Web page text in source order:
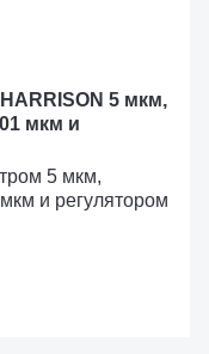
5 мкм,
мкм и
5 мкм,
и регулятором